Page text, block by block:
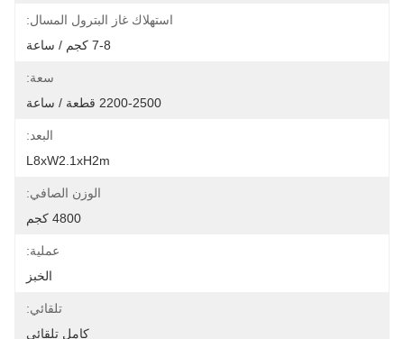
استهلاك غاز البترول المسال:
7-8 كجم / ساعة
سعة:
2200-2500 قطعة / ساعة
البعد:
L8xW2.1xH2m
الوزن الصافي:
4800 كجم
عملية:
الخبز
تلقائي:
كامل تلقائي